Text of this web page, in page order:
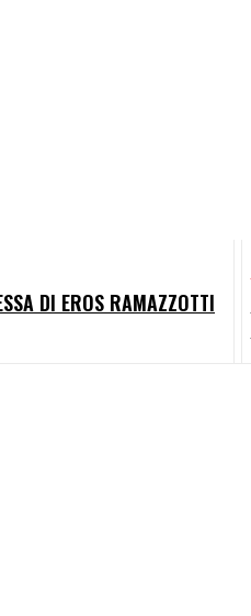
DI EROS RAMAZZOTTI